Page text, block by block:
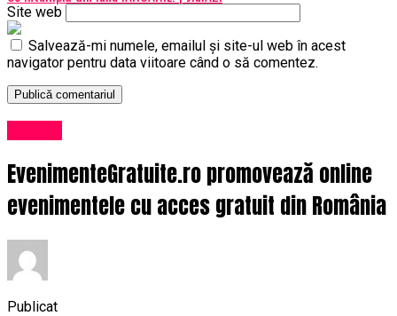
Site web
Salvează-mi numele, emailul și site-ul web în acest
navigator pentru data viitoare când o să comentez.
EvenimenteGratuite.ro promovează online
evenimentele cu acces gratuit din România
Publicat